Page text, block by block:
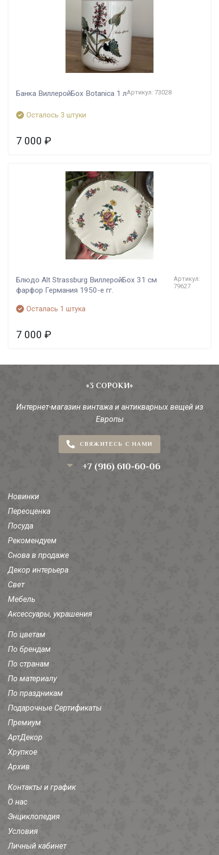
Банка ВиллеройБох Botanica 1 лАртикул: 73028
Осталось 3 штуки
7 000 ₽
Блюдо Alt Strassburg ВиллеройБох 31 см
фарфор Германия 1950-е гг.
Артикул:
79627
Осталась 1 штука
7 000 ₽
«3 СОРОКИ»
Интернет-магазин винтажа и антикварных вещей из
Европы
СВЯЖИТЕСЬ С НАМИ
+7 (916) 610-60-06
Новинки
Переоценка
Посуда
Рекомендуем
Снова в продаже
Декор интерьера
Свет
Мебель
Аксессуары, украшения
По цветам
По брендам
По странам
По материалу
По праздникам
Подарочные Сертификаты
Премиум
АртДекор
Хрупкое
Архив
Контакты и график
О нас
Энциклопедия
Условия
Личный кабинет